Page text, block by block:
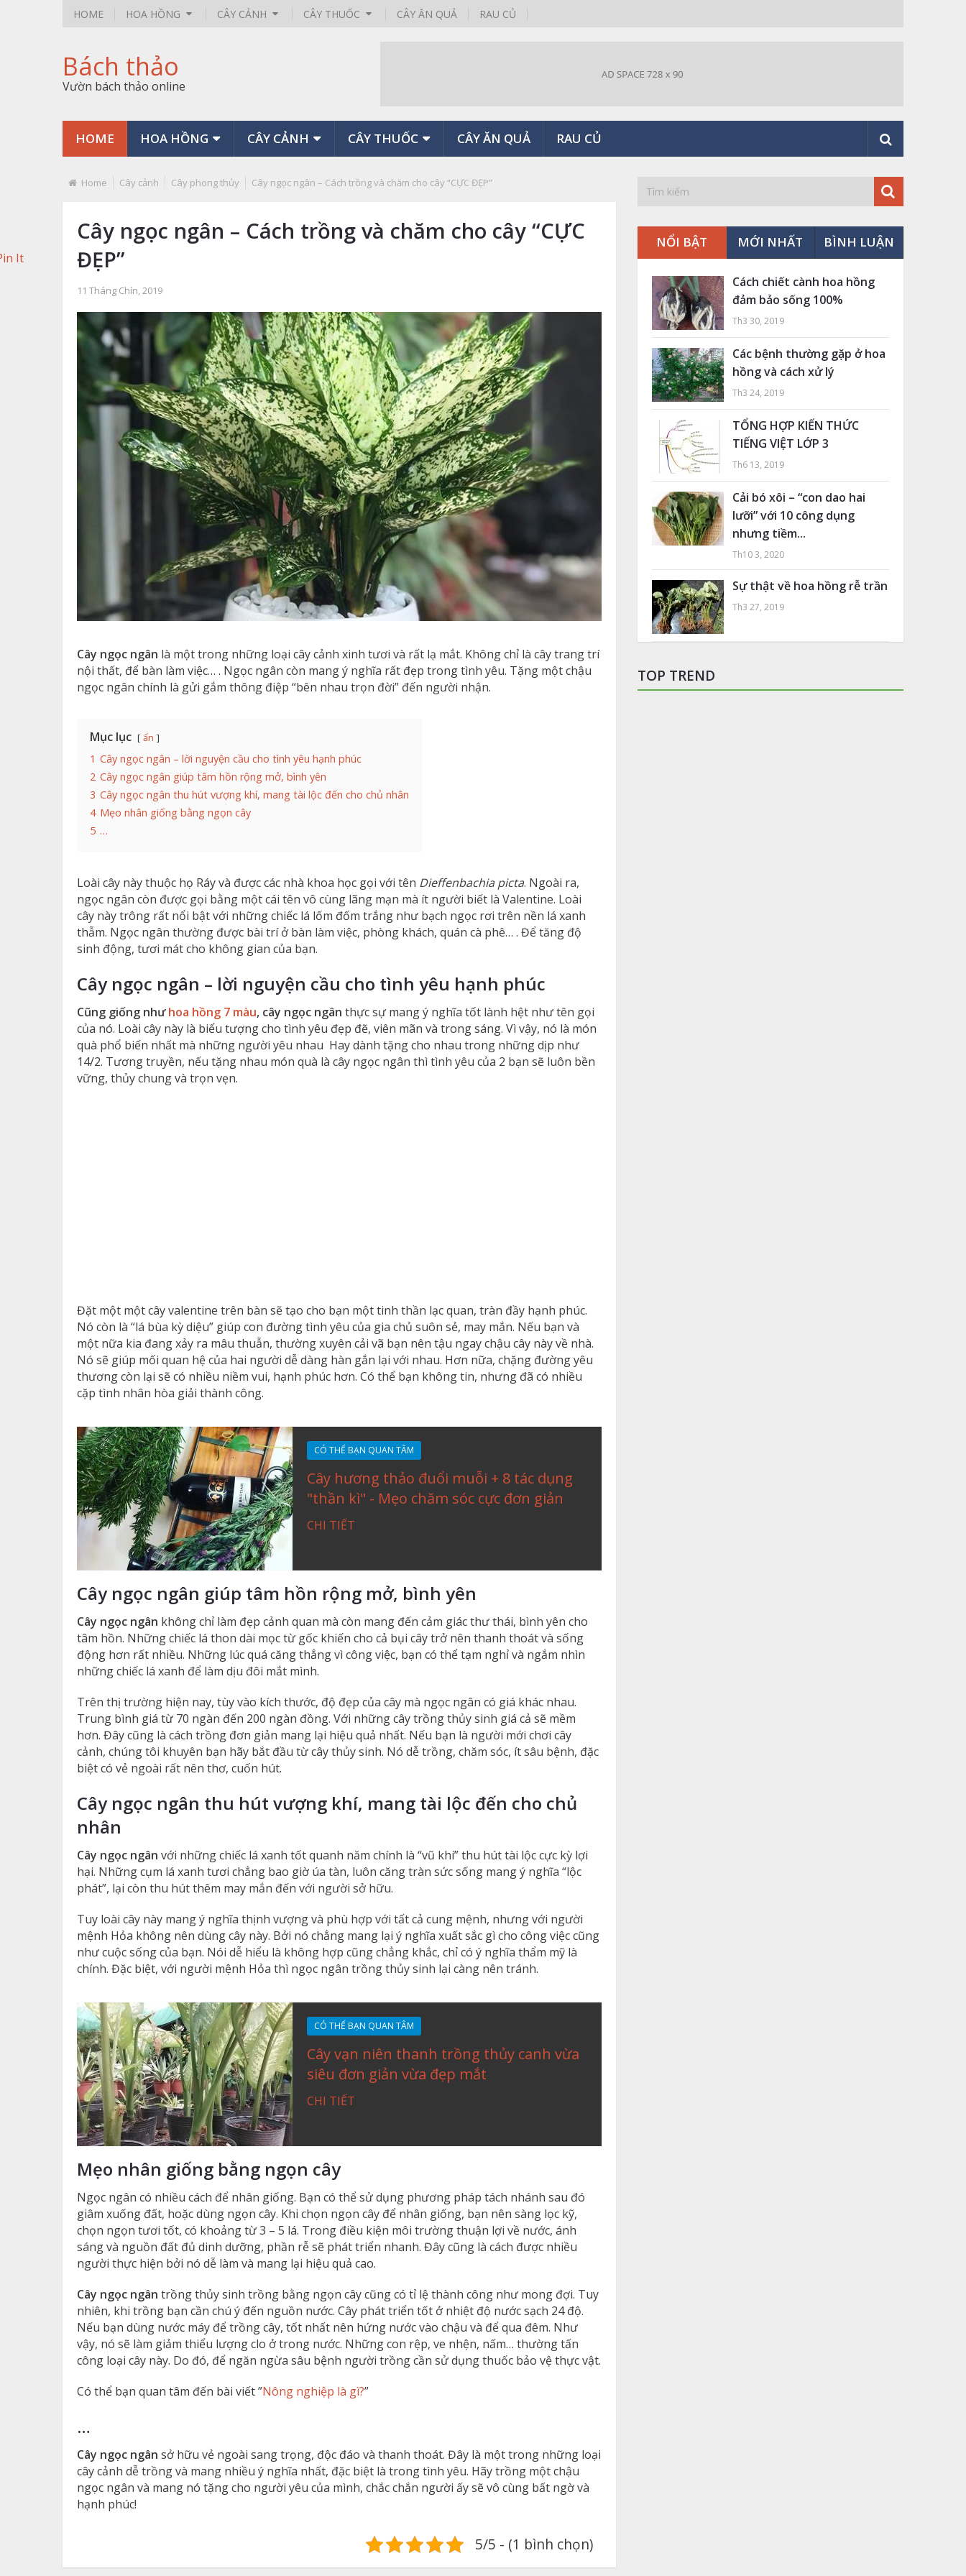
HOME HOA HỒNG CÂY CẢNH CÂY THUỐC CÂY ĂN QUẢ RAU CỦ
Bách thảo
Vườn bách thảo online
HOME HOA HỒNG CÂY CẢNH CÂY THUỐC CÂY ĂN QUẢ RAU CỦ
Home Cây cảnh Cây phong thủy Cây ngọc ngân – Cách trồng và chăm cho cây “CỰC ĐẸP”
Cây ngọc ngân – Cách trồng và chăm cho cây “CỰC
ĐẸP”
11 Tháng Chín, 2019
Cây ngọc ngân là một trong những loại cây cảnh xinh tươi và rất lạ mắt. Không chỉ là cây trang trí
nội thất, để bàn làm việc… . Ngọc ngân còn mang ý nghĩa rất đẹp trong tình yêu. Tặng một chậu
ngọc ngân chính là gửi gắm thông điệp “bên nhau trọn đời” đến người nhận.
Mục lục ẩn
1 Cây ngọc ngân – lời nguyện cầu cho tình yêu hạnh phúc
2 Cây ngọc ngân giúp tâm hồn rộng mở, bình yên
3 Cây ngọc ngân thu hút vượng khí, mang tài lộc đến cho chủ nhân
4 Mẹo nhân giống bằng ngọn cây
5 …
Loài cây này thuộc họ Ráy và được các nhà khoa học gọi với tên Dieffenbachia picta. Ngoài ra,
ngọc ngân còn được gọi bằng một cái tên vô cùng lãng mạn mà ít người biết là Valentine. Loài
cây này trông rất nổi bật với những chiếc lá lốm đốm trắng như bạch ngọc rơi trên nền lá xanh
thẫm. Ngọc ngân thường được bài trí ở bàn làm việc, phòng khách, quán cà phê… . Để tăng độ
sinh động, tươi mát cho không gian của bạn.
Cây ngọc ngân – lời nguyện cầu cho tình yêu hạnh phúc
Cũng giống nhưhoa hồng 7 màu, cây ngọc ngân thực sự mang ý nghĩa tốt lành hệt như tên gọi
của nó. Loài cây này là biểu tượng cho tình yêu đẹp đẽ, viên mãn và trong sáng. Vì vậy, nó là món
quà phổ biến nhất mà những người yêu nhau Hay dành tặng cho nhau trong những dịp như
14/2. Tương truyền, nếu tặng nhau món quà là cây ngọc ngân thì tình yêu của 2 bạn sẽ luôn bền
vững, thủy chung và trọn vẹn.
Đặt một một cây valentine trên bàn sẽ tạo cho bạn một tinh thần lạc quan, tràn đầy hạnh phúc.
Nó còn là “lá bùa kỳ diệu” giúp con đường tình yêu của gia chủ suôn sẻ, may mắn. Nếu bạn và
một nữa kia đang xảy ra mâu thuẫn, thường xuyên cải vã bạn nên tậu ngay chậu cây này về nhà.
Nó sẽ giúp mối quan hệ của hai người dễ dàng hàn gắn lại với nhau. Hơn nữa, chặng đường yêu
thương còn lại sẽ có nhiều niềm vui, hạnh phúc hơn. Có thể bạn không tin, nhưng đã có nhiều
cặp tình nhân hòa giải thành công.
CÓ THỂ BẠN QUAN TÂM
Cây hương thảo đuổi muỗi + 8 tác dụng
"thần kì" - Mẹo chăm sóc cực đơn giản
CHI TIẾT
Cây ngọc ngân giúp tâm hồn rộng mở, bình yên
Cây ngọc ngân không chỉ làm đẹp cảnh quan mà còn mang đến cảm giác thư thái, bình yên cho
tâm hồn. Những chiếc lá thon dài mọc từ gốc khiến cho cả bụi cây trở nên thanh thoát và sống
động hơn rất nhiều. Những lúc quá căng thẳng vì công việc, bạn có thể tạm nghỉ và ngắm nhìn
những chiếc lá xanh để làm dịu đôi mắt mình.
Trên thị trường hiện nay, tùy vào kích thước, độ đẹp của cây mà ngọc ngân có giá khác nhau.
Trung bình giá từ 70 ngàn đến 200 ngàn đồng. Với những cây trồng thủy sinh giá cả sẽ mềm
hơn. Đây cũng là cách trồng đơn giản mang lại hiệu quả nhất. Nếu bạn là người mới chơi cây
cảnh, chúng tôi khuyên bạn hãy bắt đầu từ cây thủy sinh. Nó dễ trồng, chăm sóc, ít sâu bệnh, đặc
biệt có vẻ ngoài rất nên thơ, cuốn hút.
Cây ngọc ngân thu hút vượng khí, mang tài lộc đến cho chủ
nhân
Cây ngọc ngân với những chiếc lá xanh tốt quanh năm chính là “vũ khí” thu hút tài lộc cực kỳ lợi
hại. Những cụm lá xanh tươi chẳng bao giờ úa tàn, luôn căng tràn sức sống mang ý nghĩa “lộc
phát”, lại còn thu hút thêm may mắn đến với người sở hữu.
Tuy loài cây này mang ý nghĩa thịnh vượng và phù hợp với tất cả cung mệnh, nhưng với người
mệnh Hỏa không nên dùng cây này. Bởi nó chẳng mang lại ý nghĩa xuất sắc gì cho công việc cũng
như cuộc sống của bạn. Nói dễ hiểu là không hợp cũng chẳng khắc, chỉ có ý nghĩa thẩm mỹ là
chính. Đặc biệt, với người mệnh Hỏa thì ngọc ngân trồng thủy sinh lại càng nên tránh.
CÓ THỂ BẠN QUAN TÂM
Cây vạn niên thanh trồng thủy canh vừa
siêu đơn giản vừa đẹp mắt
CHI TIẾT
Mẹo nhân giống bằng ngọn cây
Ngọc ngân có nhiều cách để nhân giống. Bạn có thể sử dụng phương pháp tách nhánh sau đó
giâm xuống đất, hoặc dùng ngọn cây. Khi chọn ngọn cây để nhân giống, bạn nên sàng lọc kỹ,
chọn ngọn tươi tốt, có khoảng từ 3 – 5 lá. Trong điều kiện môi trường thuận lợi về nước, ánh
sáng và nguồn đất đủ dinh dưỡng, phần rễ sẽ phát triển nhanh. Đây cũng là cách được nhiều
người thực hiện bởi nó dễ làm và mang lại hiệu quả cao.
Cây ngọc ngân trồng thủy sinh trồng bằng ngọn cây cũng có tỉ lệ thành công như mong đợi. Tuy
nhiên, khi trồng bạn cần chú ý đến nguồn nước. Cây phát triển tốt ở nhiệt độ nước sạch 24 độ.
Nếu bạn dùng nước máy để trồng cây, tốt nhất nên hứng nước vào chậu và để qua đêm. Như
vậy, nó sẽ làm giảm thiểu lượng clo ở trong nước. Những con rệp, ve nhện, nấm… thường tấn
công loại cây này. Do đó, để ngăn ngừa sâu bệnh người trồng cần sử dụng thuốc bảo vệ thực vật.
Có thể bạn quan tâm đến bài viết ”Nông nghiệp là gì?”
…
Cây ngọc ngân sở hữu vẻ ngoài sang trọng, độc đáo và thanh thoát. Đây là một trong những loại
cây cảnh dễ trồng và mang nhiều ý nghĩa nhất, đặc biệt là trong tình yêu. Hãy trồng một chậu
ngọc ngân và mang nó tặng cho người yêu của mình, chắc chắn người ấy sẽ vô cùng bất ngờ và
hạnh phúc!
5/5 - (1 bình chọn)
It
NỔI BẬT MỚI NHẤT BÌNH LUẬN
Cách chiết cành hoa hồng
đảm bảo sống 100%
Th3 30, 2019
Các bệnh thường gặp ở hoa
hồng và cách xử lý
Th3 24, 2019
TỔNG HỢP KIẾN THỨC
TIẾNG VIỆT LỚP 3
Th6 13, 2019
Cải bó xôi – “con dao hai
lưỡi” với 10 công dụng
nhưng tiềm...
Th10 3, 2020
Sự thật về hoa hồng rễ trần
Th3 27, 2019
TOP TREND